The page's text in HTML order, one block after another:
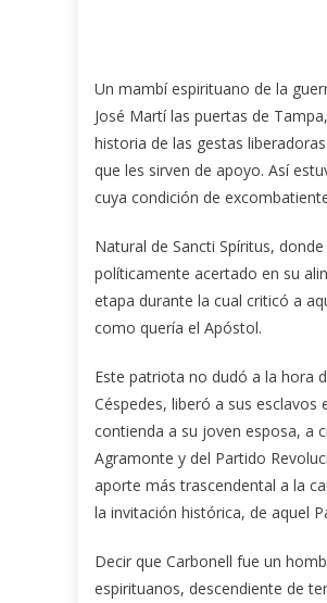
Un mambí espirituano de la
José Martí las puertas de
historia de las gestas
que les sirven de apoyo. Así
cuya condición de
Natural de Sancti Spíritus,
políticamente acertado en su
etapa durante la cual criticó a
como quería el Apóstol.
Este patriota no dudó a la hora
Céspedes, liberó a sus
contienda a su joven esposa, a
Agramonte y del Partido
aporte más trascendental a la
la invitación histórica, de aquel
Decir que Carbonell fue un
espirituanos, descendiente de